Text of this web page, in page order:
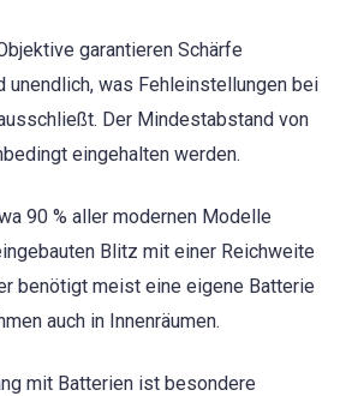
garantieren Schärfe
unendlich, was Fehleinstellungen bei
Der Mindestabstand von
eingehalten werden.
90 % aller modernen Modelle
Blitz mit einer Reichweite
benötigt meist eine eigene Batterie
auch in Innenräumen.
mit Batterien ist besondere